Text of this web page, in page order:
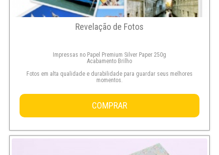
Revelação de Fotos
Impressas no Papel Premium Silver Paper 250g
Acabamento Brilho
Fotos em alta qualidade e durabilidade para guardar seus melhores
momentos.
COMPRAR